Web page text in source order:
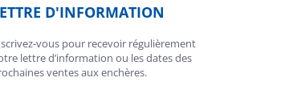
D'INFORMATION
vous pour recevoir régulièrement
lettre d’information ou les dates des
ventes aux enchères.